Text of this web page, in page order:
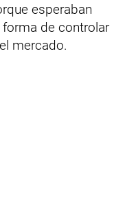
esperaban
forma de controlar
mercado.